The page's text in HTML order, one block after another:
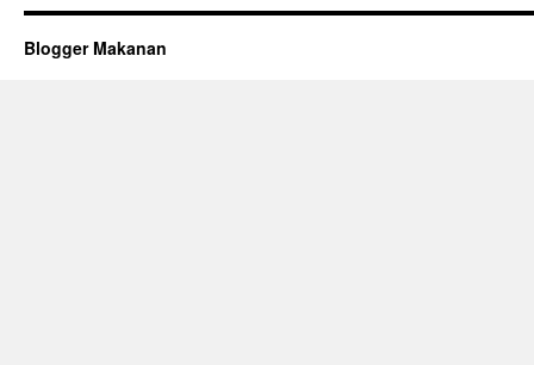
Blogger Makanan